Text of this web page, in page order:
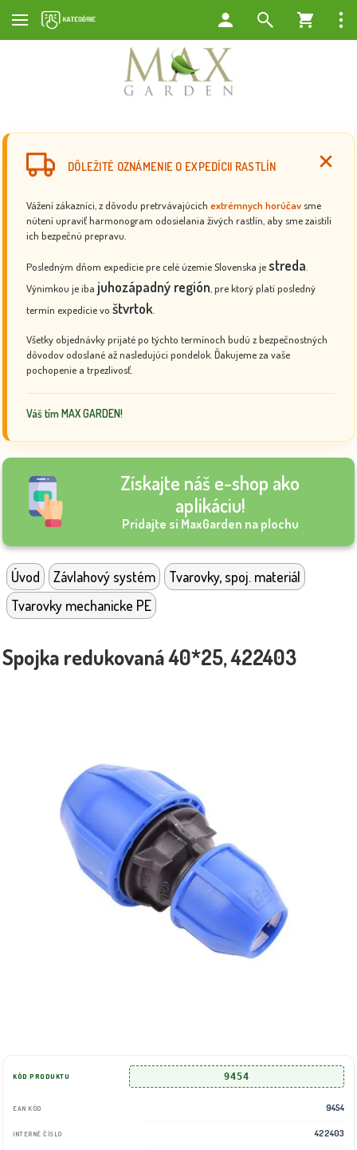
DÔLEŽITÉ OZNÁMENIE O EXPEDÍCII RASTLÍN
Vážení zákazníci, z dôvodu pretrvávajúcich extrémnych horúčav sme
nútení upraviť harmonogram odosielania živých rastlín, aby sme zaistili
ich bezpečnú prepravu.
Posledným dňom expedície pre celé územie Slovenska jestreda
Výnimkou je iba juhozápadný región , pre ktorý platí posledný
termín expedície vo štvrtok
Všetky objednávky prijaté po týchto termínoch budú z bezpečnostných
dôvodov odoslané až nasledujúci pondelok. Ďakujeme za vaše
pochopenie a trpezlivosť.
Váš tím MAX GARDEN!
Získajte náš e-shop ako
aplikáciu!
Pridajte si MaxGarden na plochu
Úvod Závlahový systém
Tvarovky, spoj. materiál
Tvarovky mechanicke PE
Spojka redukovaná 40*25, 422403
KÓD PRODUKTU 9454
EAN KÓD 9454
INTERNÉ ČÍSLO 422403